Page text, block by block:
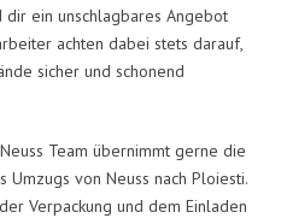
ein unschlagbares Angebot
achten dabei stets darauf,
sicher und schonend
Team übernimmt gerne die
Umzugs von Neuss nach Ploiesti.
Verpackung und dem Einladen